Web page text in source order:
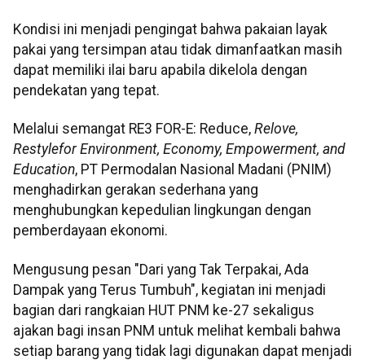
Kondisi ini menjadi pengingat bahwa pakaian layak
pakai yang tersimpan atau tidak dimanfaatkan masih
dapat memiliki ilai baru apabila dikelola dengan
pendekatan yang tepat.
Melalui semangat RE3 FOR-E: Reduce, Relove,
Restylefor Environment, Economy, Empowerment, and
Education, PT Permodalan Nasional Madani (PNIM)
menghadirkan gerakan sederhana yang
menghubungkan kepedulian lingkungan dengan
pemberdayaan ekonomi.
Mengusung pesan "Dari yang Tak Terpakai, Ada
Dampak yang Terus Tumbuh", kegiatan ini menjadi
bagian dari rangkaian HUT PNM ke-27 sekaligus
ajakan bagi insan PNM untuk melihat kembali bahwa
setiap barang yang tidak lagi digunakan dapat menjadi